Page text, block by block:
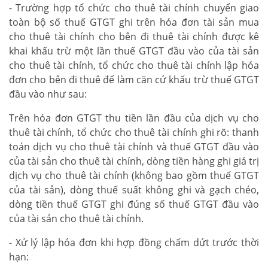
- Trường hợp tổ chức cho thuê tài chính chuyển giao
toàn bộ số thuế GTGT ghi trên hóa đơn tài sản mua
cho thuê tài chính cho bên đi thuê tài chính được kê
khai khấu trừ một lần thuế GTGT đầu vào của tài sản
cho thuê tài chính, tổ chức cho thuê tài chính lập hóa
đơn cho bên đi thuê để làm căn cứ khấu trừ thuế GTGT
đầu vào như sau:
Trên hóa đơn GTGT thu tiền lần đầu của dịch vụ cho
thuê tài chính, tổ chức cho thuê tài chính ghi rõ: thanh
toán dịch vụ cho thuê tài chính và thuế GTGT đầu vào
của tài sản cho thuê tài chính, dòng tiền hàng ghi giá trị
dịch vụ cho thuê tài chính (không bao gồm thuế GTGT
của tài sản), dòng thuế suất không ghi và gạch chéo,
dòng tiền thuế GTGT ghi đúng số thuế GTGT đầu vào
của tài sản cho thuê tài chính.
- Xử lý lập hóa đơn khi hợp đồng chấm dứt trước thời
hạn: